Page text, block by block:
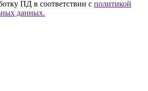
ПД в соответствии с политикой
данных.